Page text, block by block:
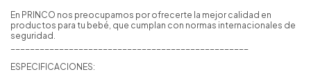
En PRINCO nos preocupamos por ofrecerte la mejor calidad en
productos para tu bebé, que cumplan con normas internacionales de
seguridad.
ESPECIFICACIONES: